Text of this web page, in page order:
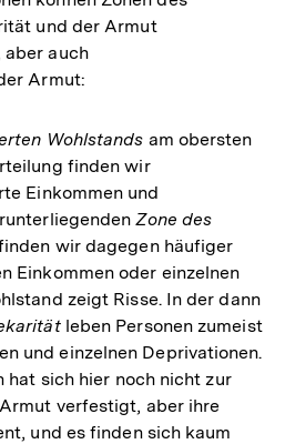
und der Armut
aber auch
Armut:
Wohlstands am obersten
finden wir
Einkommen und
Zone des
wir dagegen häufiger
Einkommen oder einzelnen
zeigt Risse. In der dann
leben Personen zumeist
und einzelnen Deprivationen.
hat sich hier noch nicht zur
verfestigt, aber ihre
und es finden sich kaum